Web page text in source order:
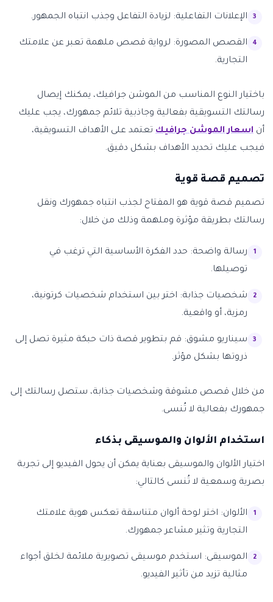
الإعلانات التفاعلية: لزيادة التفاعل وجذب انتباه الجمهور.
القصص المصورة: لرواية قصص ملهمة تعبر عن علامتك
التجارية.
باختيار النوع المناسب من الموشن جرافيك، يمكنك إيصال
رسالتك التسويقية بفعالية وجاذبية تلائم جمهورك، يجب عليك
أن اسعار الموشن جرافيك تعتمد على الأهداف التسويقية،
فيجب عليك تحديد الأهداف بشكل دقيق.
تصميم قصة قوية
تصميم قصة قوية هو المفتاح لجذب انتباه جمهورك ونقل
رسالتك بطريقة مؤثرة وملهمة وذلك من خلال:
رسالة واضحة: حدد الفكرة الأساسية التي ترغب في
توصيلها.
شخصيات جذابة: اختر بين استخدام شخصيات كرتونية،
رمزية، أو واقعية.
سيناريو مشوق: قم بتطوير قصة ذات حبكة مثيرة تصل إلى
ذروتها بشكل مؤثر.
من خلال قصص مشوقة وشخصيات جذابة، ستصل رسالتك إلى
جمهورك بفعالية لا تُنسى.
استخدام الألوان والموسيقى بذكاء
اختيار الألوان والموسيقى بعناية يمكن أن يحول الفيديو إلى تجربة
بصرية وسمعية لا تُنسى كالتالي:
الألوان: اختر لوحة ألوان متناسقة تعكس هوية علامتك
التجارية وتثير مشاعر جمهورك.
الموسيقى: استخدم موسيقى تصويرية ملائمة لخلق أجواء
مثالية تزيد من تأثير الفيديو.